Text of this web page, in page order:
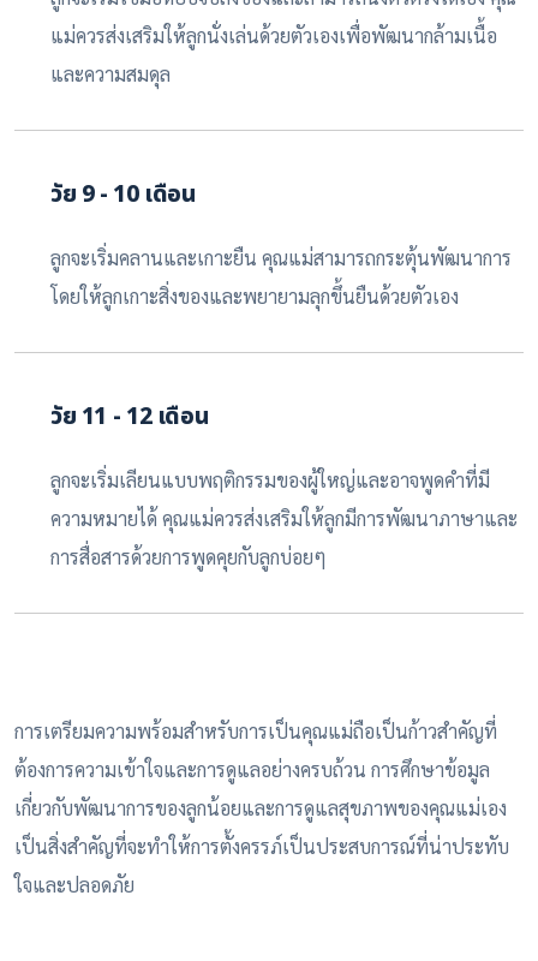
แม่ควรส่งเสริมให้ลูกนั่งเล่นด้วยตัวเองเพื่อพัฒนากล้ามเนื้อ
และความสมดุล
วัย 9 - 10 เดือน
ลูกจะเริ่มคลานและเกาะยืน คุณแม่สามารถกระตุ้นพัฒนาการ
โดยให้ลูกเกาะสิ่งของและพยายามลุกขึ้นยืนด้วยตัวเอง
วัย 11 - 12 เดือน
ลูกจะเริ่มเลียนแบบพฤติกรรมของผู้ใหญ่และอาจพูดคำที่มี
ความหมายได้ คุณแม่ควรส่งเสริมให้ลูกมีการพัฒนาภาษาและ
การสื่อสารด้วยการพูดคุยกับลูกบ่อยๆ
การเตรียมความพร้อมสำหรับการเป็นคุณแม่ถือเป็นก้าวสำคัญที่
ต้องการความเข้าใจและการดูแลอย่างครบถ้วน การศึกษาข้อมูล
เกี่ยวกับพัฒนาการของลูกน้อยและการดูแลสุขภาพของคุณแม่เอง
เป็นสิ่งสำคัญที่จะทำให้การตั้งครรภ์เป็นประสบการณ์ที่น่าประทับ
ใจและปลอดภัย